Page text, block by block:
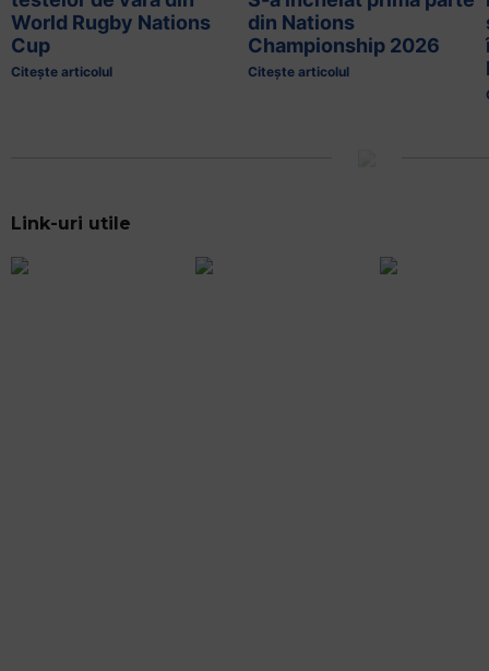
World Rugby Nations
Cup
Citește articolul
din Nations
Championship 2026
Citește articolul
Link-uri utile